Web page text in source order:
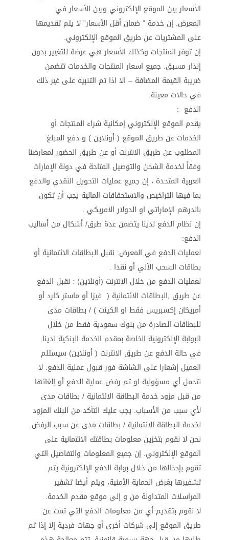
الأسعار بين الموقع الإلكتروني وبين الأسعار في
المعرض. إن خدمة ” ضمان أقل الأسعار” لا يتم تقديمها
على المشتريات عن طريق الموقع الإلكتروني.
إن توفر المنتجات وكذلك الأسعار هي عرضة للتغيير بدون
إنذار مسبق. جميع اسعار المنتجات والخدمات تتضمن
ضريبة القيمة المضافة – الا اذا تم التنبيه على غير ذلك
في حالات معينة.
الدفع :
يقدم الموقع الإلكتروني إمكانية شراء المنتجات أو
الخدمات عن طريق الموقع ( أونلاين ) و دفع المبلغ
المطلوب عن طريق الانترنت أو عن طريق الحضور لمعارضنا
وفقاً لخدمة الشحن والتوصيل المتاحة في دولة الإمارات
العربية المتحدة ، إن جميع عمليات التحويل النقدي والدفع
بما فيها التراخيص والاستحقاقات المالية يجب أن تكون
بالدرهم الإماراتي او الدولار الامريكي .
إن نظام الدفع لدينا يتضمن عدة طرق/ أشكال من أساليب
الدفع:
لعمليات الدفع في المعرض: نقبل البطاقات الائتمانية أو
بطاقات السحب الآلي أو نقدا .
لعمليات الدفع من خلال الانترنت (أونلاين) : نقبل الدفع
عن طريق ,البطاقات الائتمانية ( فيزا أو ماستر كارد أو
أمريكان إكسبريس فقط او الكينت ) / بطاقات مدى
للبطاقات الصادرة من بنوك سعودية فقط من خلال
البوابة الإلكترونية الخاصة بمقدم الخدمة البنكية لدينا.
في حالة الدفع عن طريق الانترنت ( أونلاين) سيستلم
العميل إشعارا على الشاشة فور قبول عملية الدفع. لا
نتحمل أي مسؤولية لو تم رفض عملية الدفع أو إلغائها
من قبل مزود خدمة البطاقة الائتمانية / بطاقات مدى
لأي سبب من الأسباب. يجب عليك التأكد من البنك المزود
لخدمة البطاقة الائتمانية / بطاقات مدى عن سبب الرفض.
نحن لا نقوم بتخزين معلومات بطاقتك الائتمانية على
الموقع الإلكتروني. إن جميع المعلومات والتفاصيل التي
تقوم بإدخالها من خلال بوابة الدفع الإلكترونية يتم
تشفيرها بغرض الحماية الأمنية، ويتم أيضا تشفير
المراسلات المتداولة من و إلى موقع مقدم الخدمة.
لا نقوم بتقديم أي من معلومات الدفع التي تمت عن
طريق الموقع إلى شركات أخرى أو جهات فردية إلا إذا تم